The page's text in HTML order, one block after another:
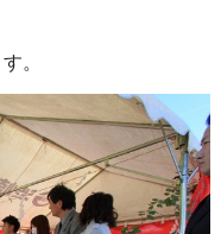
。